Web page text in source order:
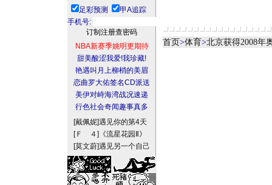
足彩预测
甲A追踪
手机号:
NBA新赛季姚明更期待
甜美酸涩我爱!我珍藏!
艳遇叫月上柳梢的美眉
恋曲罗大佑签名CD派送
美伊对峙海湾战况速递
行色社会奇闻趣事真多
[戴佩妮]遇见你的第4天
[Ｆ ４] 《流星花园Ⅱ》
[莫文蔚]遇见另一个自己
首页>体育>北京获得2008年